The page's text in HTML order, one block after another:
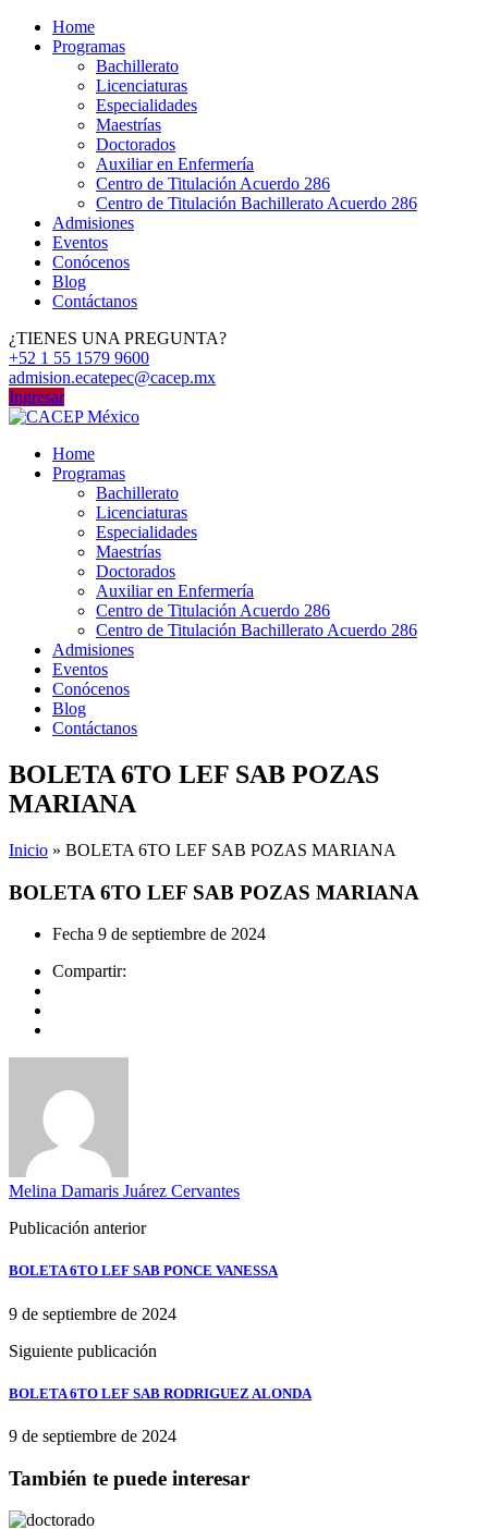
Home
Programas
Bachillerato
Licenciaturas
Especialidades
Maestrías
Doctorados
Auxiliar en Enfermería
Centro de Titulación Acuerdo 286
Centro de Titulación Bachillerato Acuerdo 286
Admisiones
Eventos
Conócenos
Blog
Contáctanos
¿TIENES UNA PREGUNTA?
+52 1 55 1579 9600
admision.ecatepec@cacep.mx
Ingresar
Home
Programas
Bachillerato
Licenciaturas
Especialidades
Maestrías
Doctorados
Auxiliar en Enfermería
Centro de Titulación Acuerdo 286
Centro de Titulación Bachillerato Acuerdo 286
Admisiones
Eventos
Conócenos
Blog
Contáctanos
BOLETA 6TO LEF SAB POZAS
MARIANA
Inicio » BOLETA 6TO LEF SAB POZAS MARIANA
BOLETA 6TO LEF SAB POZAS MARIANA
Fecha 9 de septiembre de 2024
Compartir:
Melina Damaris Juárez Cervantes
Publicación anterior
BOLETA 6TO LEF SAB PONCE VANESSA
9 de septiembre de 2024
Siguiente publicación
BOLETA 6TO LEF SAB RODRIGUEZ ALONDA
9 de septiembre de 2024
También te puede interesar